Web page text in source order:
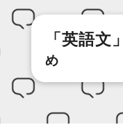
「英語文」
め